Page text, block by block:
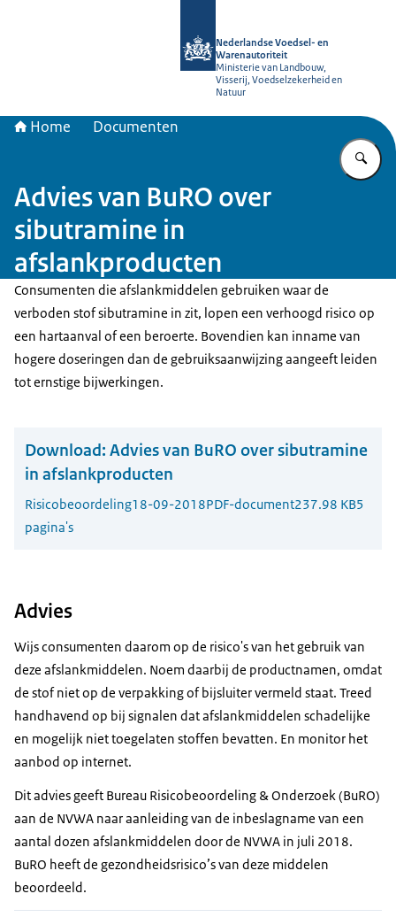
Nederlandse Voedsel- en
Warenautoriteit
Ministerie van Landbouw,
Visserij, Voedselzekerheid en
Natuur
Home Documenten
Advies van BuRO over
sibutramine in
afslankproducten
Consumenten die afslankmiddelen gebruiken waar de
verboden stof sibutramine in zit, lopen een verhoogd risico op
een hartaanval of een beroerte. Bovendien kan inname van
hogere doseringen dan de gebruiksaanwijzing aangeeft leiden
tot ernstige bijwerkingen.
Download: Advies van BuRO over sibutramine
in afslankproducten
Risicobeoordeling18-09-2018PDF-document237.98 KB5
pagina's
Advies
Wijs consumenten daarom op de risico's van het gebruik van
deze afslankmiddelen. Noem daarbij de productnamen, omdat
de stof niet op de verpakking of bijsluiter vermeld staat. Treed
handhavend op bij signalen dat afslankmiddelen schadelijke
en mogelijk niet toegelaten stoffen bevatten. En monitor het
aanbod op internet.
Dit advies geeft Bureau Risicobeoordeling & Onderzoek (BuRO)
aan de NVWA naar aanleiding van de inbeslagname van een
aantal dozen afslankmiddelen door de NVWA in juli 2018.
BuRO heeft de gezondheidsrisico’s van deze middelen
beoordeeld.